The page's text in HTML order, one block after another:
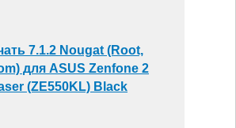
7.1.2 Nougat (Root,
для ASUS Zenfone 2
(ZE550KL) Black